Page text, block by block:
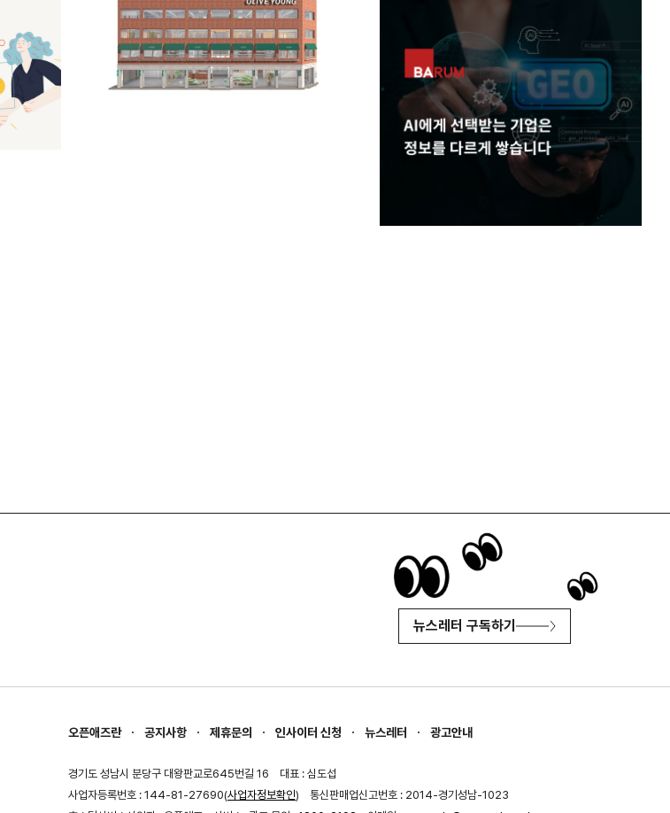
뉴스레터 구독하기
오픈애즈란 공지사항 제휴문의 인사이터 신청 뉴스레터 광고안내
경기도 성남시 분당구 대왕판교로645번길 16
대표 : 심도섭
사업자등록번호 : 144-81-27690(사업자정보확인)
통신판매업신고번호 : 2014-경기성남-1023